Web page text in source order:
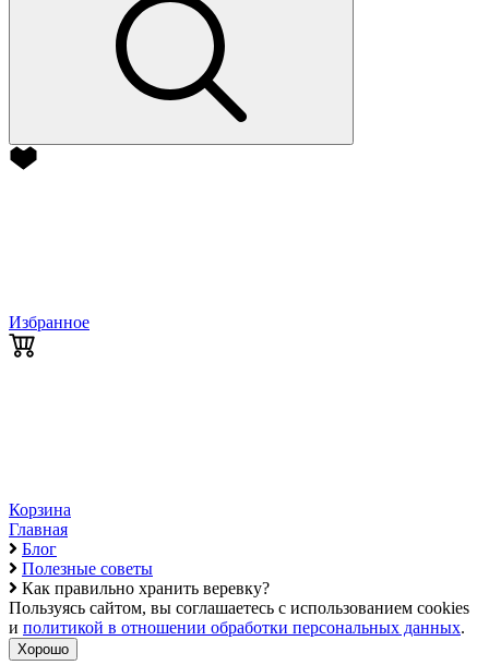
Избранное
Корзина
Главная
Блог
Полезные советы
Как правильно хранить веревку?
Пользуясь сайтом, вы соглашаетесь с использованием cookies
и политикой в отношении обработки персональных данных.
Хорошо